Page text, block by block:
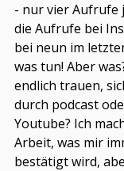
- nur vier Aufrufe
die Aufrufe bei
bei neun im
was tun! Aber
endlich trauen,
durch podcast
Youtube? Ich
Arbeit, was mir
bestätigt wird,